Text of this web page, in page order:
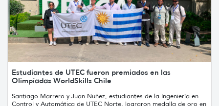
Estudiantes de UTEC fueron premiados en las
Olimpíadas WorldSkills Chile
Santiago Marrero y Juan Nuñez, estudiantes de la Ingeniería en
Control y Automática de UTEC Norte, lograron medalla de oro en